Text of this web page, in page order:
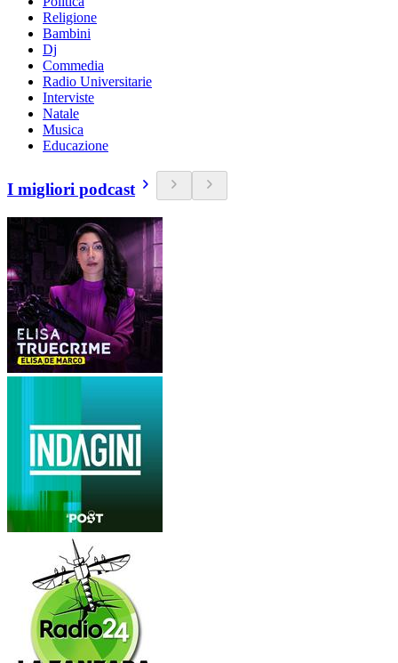
Religione
Bambini
Dj
Commedia
Radio Universitarie
Interviste
Natale
Musica
Educazione
I migliori podcast